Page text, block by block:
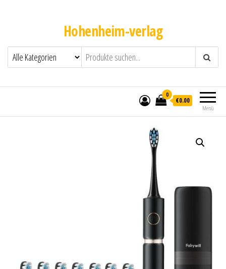
Hohenheim-verlag
Menü
0
€0.00